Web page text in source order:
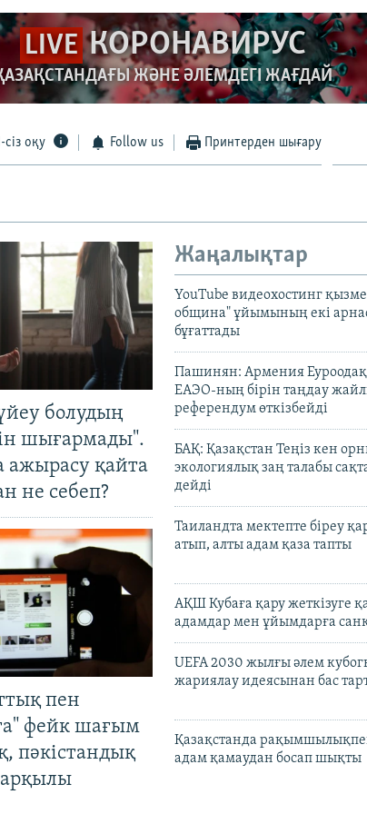
LIVE КОРОНАВИРУС
ЖӘНЕ ӘЛЕМДЕГІ ЖАҒДАЙ
сіз оқу Follow us Принтерден шығару
болудың
шығармады".
ажырасу қайта
не себеп?
пен
фейк шағым
пәкістандық
арқылы
Жаңалықтар
YouTube видеохостинг
община" ұйымының екі
бұғаттады
Пашинян: Армения
ЕАЭО-ның бірін таңдау
референдум өткізбейді
БАҚ: Қазақстан Теңіз кен
экологиялық заң талабы
дейді
Таиландта мектепте біреу
атып, алты адам қаза тапты
АҚШ Кубаға қару жеткізуге
адамдар мен ұйымдарға
UEFA 2030 жылғы әлем
жариялау идеясынан бас
Қазақстанда
адам қамаудан босап шықты